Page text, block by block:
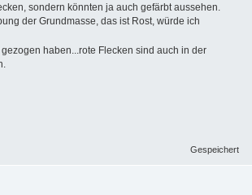
sondern könnten ja auch gefärbt aussehen.
der Grundmasse, das ist Rost, würde ich
haben...rote Flecken sind auch in der
Gespeichert